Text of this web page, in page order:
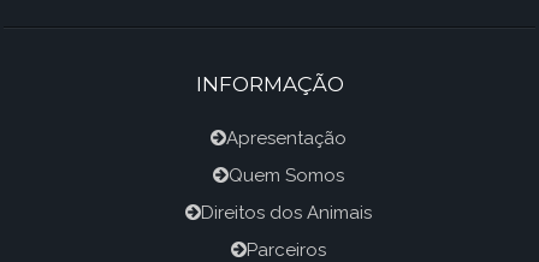
INFORMAÇÃO
Apresentação
Quem Somos
Direitos dos Animais
Parceiros